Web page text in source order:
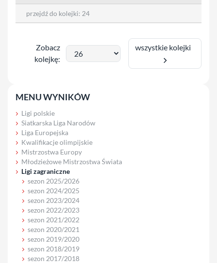
przejdź do kolejki: 24
Zobacz
kolejkę:
wszystkie kolejki
MENU WYNIKÓW
Ligi polskie
Siatkarska Liga Narodów
Liga Europejska
Kwalifikacje olimpijskie
Mistrzostwa Europy
Młodzieżowe Mistrzostwa Świata
Ligi zagraniczne
sezon 2025/2026
sezon 2024/2025
sezon 2023/2024
sezon 2022/2023
sezon 2021/2022
sezon 2020/2021
sezon 2019/2020
sezon 2018/2019
sezon 2017/2018